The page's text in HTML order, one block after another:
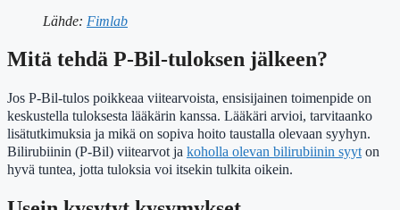
Lähde: Fimlab
Mitä tehdä P-Bil-tuloksen jälkeen?
Jos P-Bil-tulos poikkeaa viitearvoista, ensisijainen toimenpide on
keskustella tuloksesta lääkärin kanssa. Lääkäri arvioi, tarvitaanko
lisätutkimuksia ja mikä on sopiva hoito taustalla olevaan syyhyn.
Bilirubiinin (P-Bil) viitearvot ja koholla olevan bilirubiinin syyton
hyvä tuntea, jotta tuloksia voi itsekin tulkita oikein.